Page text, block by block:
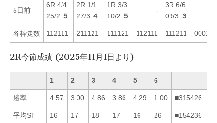
5日前
6R 4/4
25/2 ５
2R 1/1
27/3 ４
1R 3/3
10/2 ５
———-
3R 6/6
09/3 ３
———-
各枠走数 112111 211121 111121 112111 111211 000124
2R今節成績 (2025年11月1日より)
1 2 3 4 5 6
勝率 4.57 3.00 4.86 3.86 4.29 1.00 ■315426
平均ST 16 17 18 17 16 26 ■154236